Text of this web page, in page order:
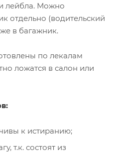
лейбла. Можно
отдельно (водительский
в багажник.
по лекалам
ложатся в салон или
к истиранию;
т.к. состоят из